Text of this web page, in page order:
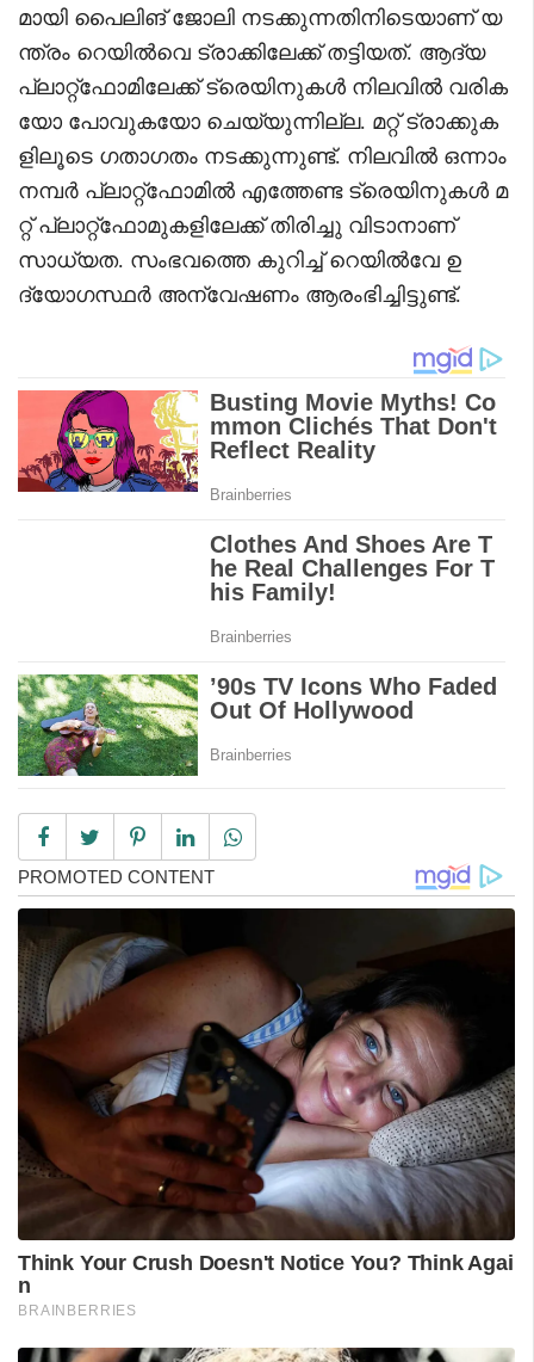
മായി പൈലിങ് ജോലി നടക്കുന്നതിനിടെയാണ് യ
ന്ത്രം റെയിൽവെ ട്രാക്കിലേക്ക് തട്ടിയത്. ആദ്യ
പ്ലാറ്റ്‌ഫോമിലേക്ക് ട്രെയിനുകൾ നിലവിൽ വരിക
യോ പോവുകയോ ചെയ്യുന്നില്ല. മറ്റ് ട്രാക്കുക
ളിലൂടെ ഗതാഗതം നടക്കുന്നുണ്ട്. നിലവിൽ ഒന്നാം
നമ്പർ പ്ലാറ്റ്‌ഫോമിൽ എത്തേണ്ട ട്രെയിനുകൾ മ
റ്റ് പ്ലാറ്റ്‌ഫോമുകളിലേക്ക് തിരിച്ചു വിടാനാണ്
സാധ്യത. സംഭവത്തെ കുറിച്ച് റെയിൽവേ ഉ
ദ്യോഗസ്ഥർ അന്വേഷണം ആരംഭിച്ചിട്ടുണ്ട്.